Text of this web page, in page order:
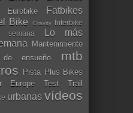
Eurobike Fatbikes
Bike Gravity Interbike
Lo más
Mantenimiento
de ensueño mtb
Pista Plus Bikes
Europe Test Trail
urbanas vídeos